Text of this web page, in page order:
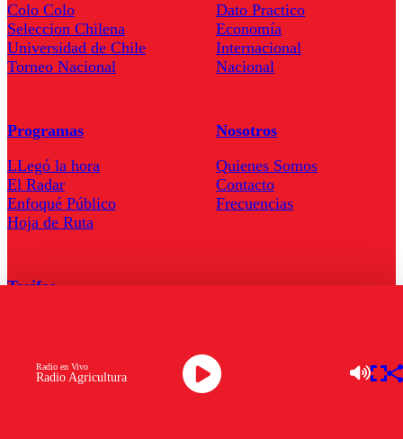
Radio Agricultura
Radio en Vivo
Colo Colo
Seleccion Chilena
Universidad de Chile
Torneo Nacional
Dato Practico
Economía
Internacional
Nacional
Programas
LLegó la hora
El Radar
Enfoqué Público
Hoja de Ruta
Nosotros
Quienes Somos
Contacto
Frecuencias
Tarifas